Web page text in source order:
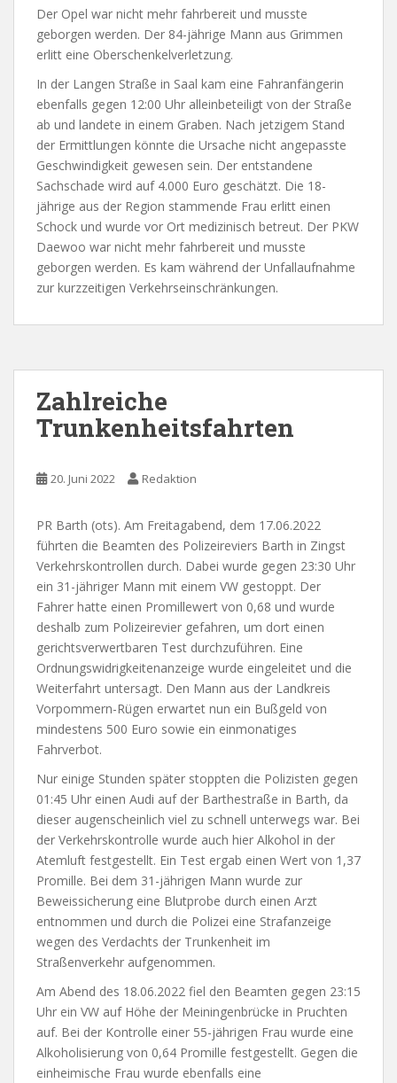
Der Opel war nicht mehr fahrbereit und musste
geborgen werden. Der 84-jährige Mann aus Grimmen
erlitt eine Oberschenkelverletzung.
In der Langen Straße in Saal kam eine Fahranfängerin
ebenfalls gegen 12:00 Uhr alleinbeteiligt von der Straße
ab und landete in einem Graben. Nach jetzigem Stand
der Ermittlungen könnte die Ursache nicht angepasste
Geschwindigkeit gewesen sein. Der entstandene
Sachschade wird auf 4.000 Euro geschätzt. Die 18-
jährige aus der Region stammende Frau erlitt einen
Schock und wurde vor Ort medizinisch betreut. Der PKW
Daewoo war nicht mehr fahrbereit und musste
geborgen werden. Es kam während der Unfallaufnahme
zur kurzzeitigen Verkehrseinschränkungen.
Zahlreiche
Trunkenheitsfahrten
20. Juni 2022 Redaktion
PR Barth (ots). Am Freitagabend, dem 17.06.2022
führten die Beamten des Polizeireviers Barth in Zingst
Verkehrskontrollen durch. Dabei wurde gegen 23:30 Uhr
ein 31-jähriger Mann mit einem VW gestoppt. Der
Fahrer hatte einen Promillewert von 0,68 und wurde
deshalb zum Polizeirevier gefahren, um dort einen
gerichtsverwertbaren Test durchzuführen. Eine
Ordnungswidrigkeitenanzeige wurde eingeleitet und die
Weiterfahrt untersagt. Den Mann aus der Landkreis
Vorpommern-Rügen erwartet nun ein Bußgeld von
mindestens 500 Euro sowie ein einmonatiges
Fahrverbot.
Nur einige Stunden später stoppten die Polizisten gegen
01:45 Uhr einen Audi auf der Barthestraße in Barth, da
dieser augenscheinlich viel zu schnell unterwegs war. Bei
der Verkehrskontrolle wurde auch hier Alkohol in der
Atemluft festgestellt. Ein Test ergab einen Wert von 1,37
Promille. Bei dem 31-jährigen Mann wurde zur
Beweissicherung eine Blutprobe durch einen Arzt
entnommen und durch die Polizei eine Strafanzeige
wegen des Verdachts der Trunkenheit im
Straßenverkehr aufgenommen.
Am Abend des 18.06.2022 fiel den Beamten gegen 23:15
Uhr ein VW auf Höhe der Meiningenbrücke in Pruchten
auf. Bei der Kontrolle einer 55-jährigen Frau wurde eine
Alkoholisierung von 0,64 Promille festgestellt. Gegen die
einheimische Frau wurde ebenfalls eine